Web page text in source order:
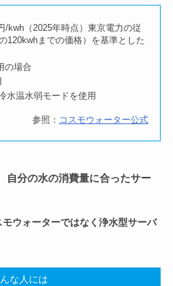
/kwh（2025年時点）東京電力の従
120kwhまでの価格）を基準とした
の場合
水温水弱モードを使用
参照： コスモウォーター公式
自分の水の消費量に合ったサー
モウォーターではなく浄水型サーバ
な人には